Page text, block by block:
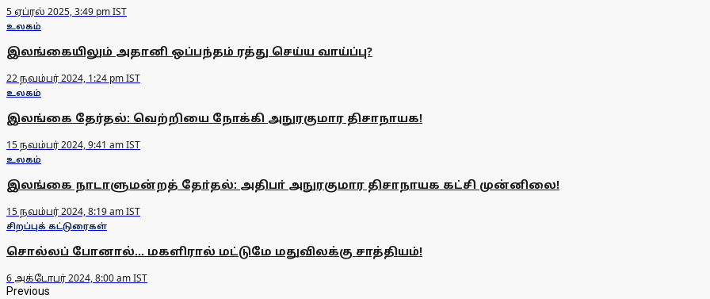
5 ஏப்ரல் 2025, 3:49 pm IST
உலகம்
இலங்கையிலும் அதானி ஒப்பந்தம் ரத்து செய்ய வாய்ப்பு?
22 நவம்பர் 2024, 1:24 pm IST
உலகம்
இலங்கை தேர்தல்: வெற்றியை நோக்கி அநுரகுமார திசாநாயக!
15 நவம்பர் 2024, 9:41 am IST
உலகம்
இலங்கை நாடாளுமன்றத் தோ்தல்: அதிபா் அநுரகுமார திசாநாயக கட்சி முன்னிலை!
15 நவம்பர் 2024, 8:19 am IST
சிறப்புக் கட்டுரைகள்
சொல்லப் போனால்... மகளிரால் மட்டுமே மதுவிலக்கு சாத்தியம்!
6 அக்டோபர் 2024, 8:00 am IST
Previous